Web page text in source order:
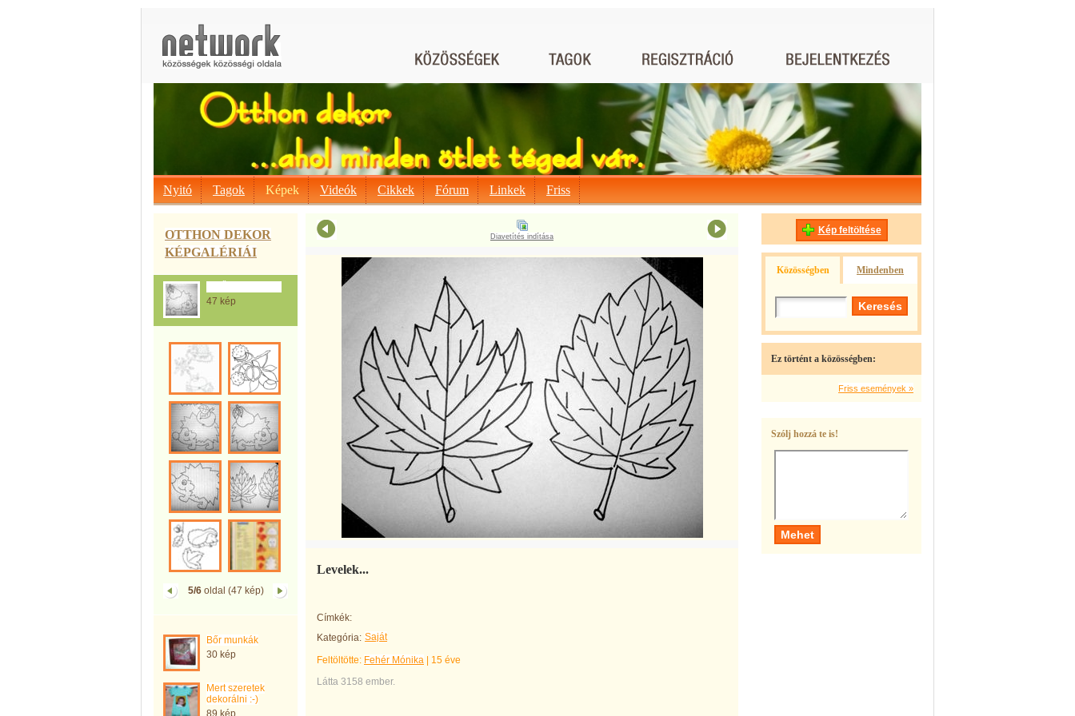
Nyitó Tagok Képek Videók Cikkek Fórum Linkek Friss
OTTHON DEKOR
KÉPGALÉRIÁI
47 kép
5/6oldal (47 kép)
Bőr munkák
30 kép
Mert szeretek
dekorálni :-)
89 kép
Diavetítés indítása
Levelek...
Címkék:
Kategória: Saját
Feltöltötte: Fehér Mónika
15 éve
Látta 3158 ember.
Kép feltöltése
Közösségben Mindenben
Ez történt a közösségben:
Friss események »
Szólj hozzá te is!